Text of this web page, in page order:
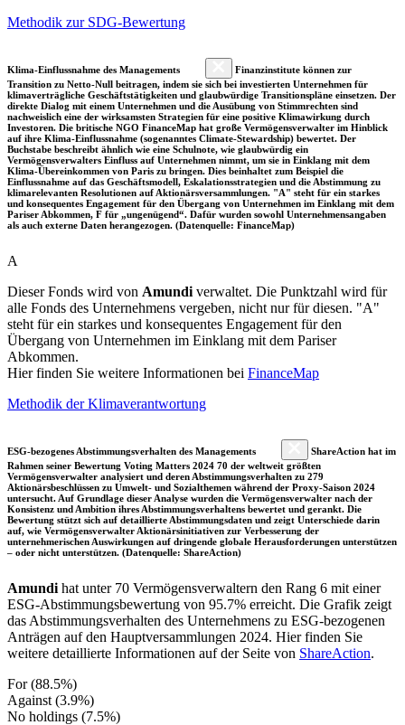
Methodik zur SDG-Bewertung
Klima-Einflussnahme des Managements
Finanzinstitute können zur
Transition zu Netto-Null beitragen, indem sie sich bei investierten Unternehmen für
klimaverträgliche Geschäftstätigkeiten und glaubwürdige Transitionspläne einsetzen. Der
direkte Dialog mit einem Unternehmen und die Ausübung von Stimmrechten sind
nachweislich eine der wirksamsten Strategien für eine positive Klimawirkung durch
Investoren. Die britische NGO FinanceMap hat große Vermögensverwalter im Hinblick
auf ihre Klima-Einflussnahme (sogenanntes Climate-Stewardship) bewertet. Der
Buchstabe beschreibt ähnlich wie eine Schulnote, wie glaubwürdig ein
Vermögensverwalters Einfluss auf Unternehmen nimmt, um sie in Einklang mit dem
Klima-Übereinkommen von Paris zu bringen. Dies beinhaltet zum Beispiel die
Einflussnahme auf das Geschäftsmodell, Eskalationsstrategien und die Abstimmung zu
klimarelevanten Resolutionen auf Aktionärsversammlungen. "A" steht für ein starkes
und konsequentes Engagement für den Übergang von Unternehmen im Einklang mit dem
Pariser Abkommen, F für „ungenügend“. Dafür wurden sowohl Unternehmensangaben
als auch externe Daten herangezogen. (Datenquelle: FinanceMap)
A
Dieser Fonds wird von Amundi verwaltet. Die Punktzahl wird für
alle Fonds des Unternehmens vergeben, nicht nur für diesen. "A"
steht für ein starkes und konsequentes Engagement für den
Übergang von Unternehmen im Einklang mit dem Pariser
Abkommen.
Hier finden Sie weitere Informationen bei FinanceMap
Methodik der Klimaverantwortung
ESG-bezogenes Abstimmungsverhalten des Managements
ShareAction hat im
Rahmen seiner Bewertung Voting Matters 2024 70 der weltweit größten
Vermögensverwalter analysiert und deren Abstimmungsverhalten zu 279
Aktionärsbeschlüssen zu Umwelt- und Sozialthemen während der Proxy-Saison 2024
untersucht. Auf Grundlage dieser Analyse wurden die Vermögensverwalter nach der
Konsistenz und Ambition ihres Abstimmungsverhaltens bewertet und gerankt. Die
Bewertung stützt sich auf detaillierte Abstimmungsdaten und zeigt Unterschiede darin
auf, wie Vermögensverwalter Aktionärsinitiativen zur Verbesserung der
unternehmerischen Auswirkungen auf dringende globale Herausforderungen unterstützen
– oder nicht unterstützen. (Datenquelle: ShareAction)
Amundi hat unter 70 Vermögensverwaltern den Rang 6 mit einer
ESG-Abstimmungsbewertung von 95.7% erreicht. Die Grafik zeigt
das Abstimmungsverhalten des Unternehmens zu ESG-bezogenen
Anträgen auf den Hauptversammlungen 2024. Hier finden Sie
weitere detaillierte Informationen auf der Seite von ShareAction.
For (88.5%)
Against (3.9%)
No holdings (7.5%)